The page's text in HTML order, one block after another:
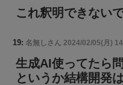
これ釈明できない
19: 名無しさん 2024/02/05(月)
生成AI使ってたら
というか結構開発